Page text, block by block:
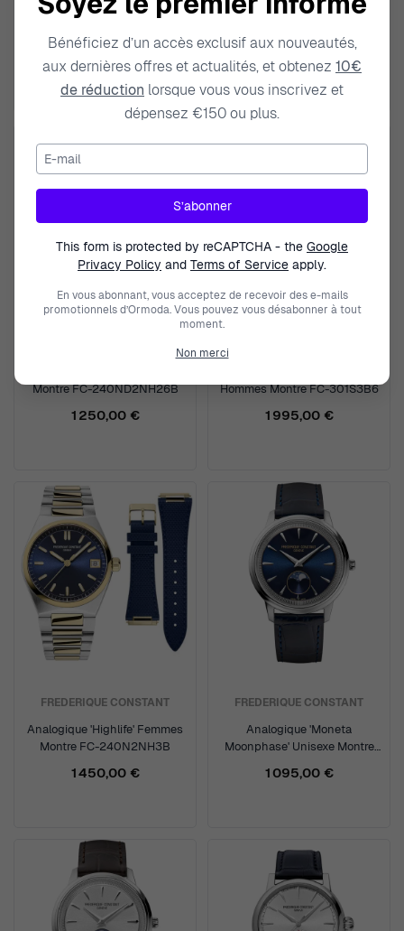
Analogique 'Highlife' Femmes
1 250,00 €
Analogique 'Highlife' Femmes
989,50 €
Montre FC-240ND2NH26B
1 250,00 €
Hommes Montre FC-301S3B6
1 995,00 €
FREDERIQUE CONSTANT
Analogique 'Highlife' Femmes
Montre FC-240N2NH3B
1 450,00 €
FREDERIQUE CONSTANT
Analogique 'Moneta
Moonphase' Unisexe Montre
1 095,00 €
Bénéficiez d’un accès exclusif aux nouveautés,
aux dernières offres et actualités, et obtenez 10€
de réduction lorsque vous vous inscrivez et
dépensez €150 ou plus.
E-mail
S’abonner
This form is protected by reCAPTCHA - the Google
Privacy Policy and Terms of Service apply.
En vous abonnant, vous acceptez de recevoir des e-mails
promotionnels d’Ormoda. Vous pouvez vous désabonner à tout
moment.
Non merci